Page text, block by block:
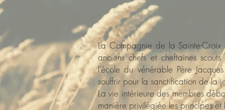
La Compagnie de la Sainte-
anciens chefs et cheftaines
l’école du vénérable Père
souffrir pour la sanctification de la
La vie intérieure des membres
manière privilégiée les principes